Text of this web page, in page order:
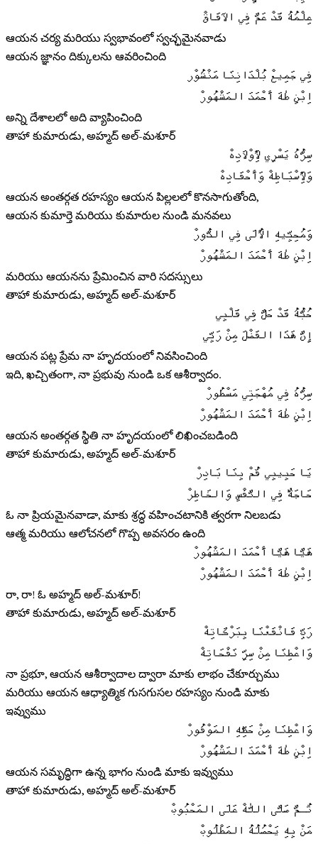
عِلْمُهُ قَدْ عَمَّ فِي الآفَاقْ
ఆయన చర్య మరియు స్వభావంలో స్వచ్ఛమైనవాడు
ఆయన జ్ఞానం దిక్కులను ఆవరించింది
فِي جَمِيعْ بُلْدَانِنَا مَنْشُوْر
اِبْنِ طٰهَ أَحْمَدَ المَشْهُورْ
అన్ని దేశాలలో అది వ్యాపించింది
తాహా కుమారుడు, అహ్మద్ అల్-మశూర్
سِرُّهُ يَسْرِي لِأَوْلَادِهْ
وَلِأَسْبَاطِهْ وَأَحْفَادِهْ
ఆయన అంతర్గత రహస్యం ఆయన పిల్లలలో కొనసాగుతోంది,
ఆయన కుమార్తె మరియు కుమారుల నుండి మనవలు
وَمُحِبِّيهِ الأُلَى فِي الدُّورْ
اِبْنِ طٰهَ أَحْمَدَ المَشْهُورْ
మరియు ఆయనను ప్రేమించిన వారి సదస్సులు
తాహా కుమారుడు, అహ్మద్ అల్-మశూర్
حُبُّهُ قَدْ حَلَّ فِي قَلْبِي
إِنَّ هَذَا الفَضْلَ مِنْ رَبِّي
ఆయన పట్ల ప్రేమ నా హృదయంలో నివసించింది
ఇది, ఖచ్చితంగా, నా ప్రభువు నుండి ఒక ఆశీర్వాదం.
سِرُّهُ فِي مُهْجَتِي مَسْطُورْ
اِبْنِ طٰهَ أَحْمَدَ المَشْهُورْ
ఆయన అంతర్గత స్థితి నా హృదయంలో లిఖించబడింది
తాహా కుమారుడు, అహ్మద్ అల్-మశూర్
يَا حَبِيبِي قُمْ بِنَا بَادِرْ
حَاجَةٌ فِي النَّفْسِ وَالخَاطِرْ
ఓ నా ప్రియమైనవాడా, మాకు శ్రద్ధ వహించటానికి త్వరగా నిలబడు
ఆత్మ మరియు ఆలోచనలో గొప్ప అవసరం ఉంది
هَيَّا هَيَّا أَحْمَدَ المَشْهُورْ
اِبْنِ طٰهَ أَحْمَدَ المَشْهُورْ
రా, రా! ఓ అహ్మద్ అల్-మశూర్!
తాహా కుమారుడు, అహ్మద్ అల్-మశూర్
رَبِّ فَانْفَعْنَا بِبَرْكَاتِهْ
وَاعْطِنَا مِنْ سِرِّ نَفْحَاتِهْ
నా ప్రభూ, ఆయన ఆశీర్వాదాల ద్వారా మాకు లాభం చేకూర్చుము
మరియు ఆయన ఆధ్యాత్మిక గుసగుసల రహస్యం నుండి మాకు
ఇవ్వుము
وَاعْطِنَا مِنْ حَظِّهِ المَوْفُورْ
اِبْنِ طٰهَ أَحْمَدَ المَشْهُورْ
ఆయన సమృద్ధిగా ఉన్న భాగం నుండి మాకు ఇవ్వుము
తాహా కుమారుడు, అహ్మద్ అల్-మశూర్
ثُـمَّ صَلَّى اللّٰهْ عَلَى المَحْبُوبْ
مَنْ بِهِ يَحْصُلُهُ المَطْلُوبْ